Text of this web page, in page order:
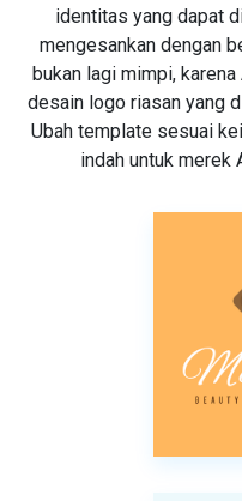
identitas yang dapat
mengesankan dengan
bukan lagi mimpi,
desain logo riasan yang
Ubah template sesuai
indah untuk merek